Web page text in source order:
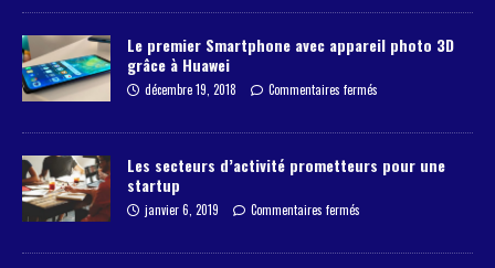
Le premier Smartphone avec appareil photo 3D
grâce à Huawei
décembre 19, 2018 Commentaires fermés
Les secteurs d’activité prometteurs pour une
startup
janvier 6, 2019 Commentaires fermés